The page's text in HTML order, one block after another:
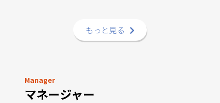
もっと見る
Manager
マネージャー